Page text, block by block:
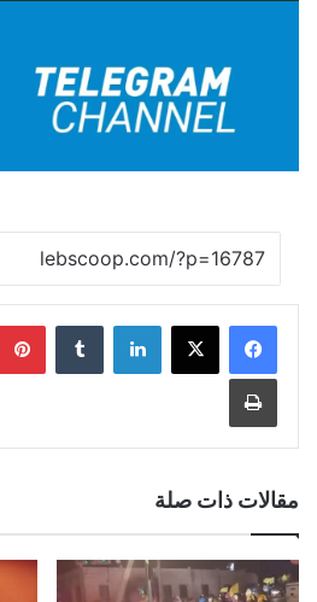
لينكدإن
طباعة
مقالات ذات صلة